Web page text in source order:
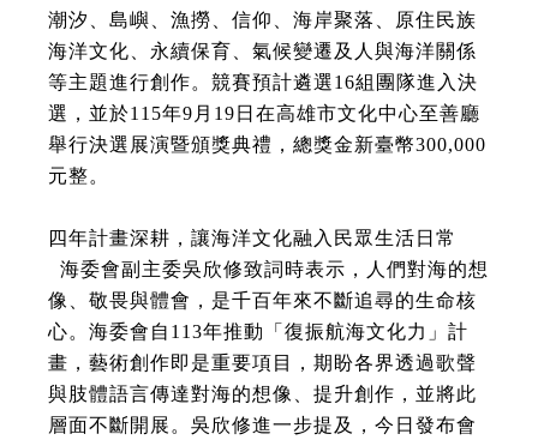
潮汐、島嶼、漁撈、信仰、海岸聚落、原住民族
海洋文化、永續保育、氣候變遷及人與海洋關係
等主題進行創作。競賽預計遴選16組團隊進入決
選，並於115年9月19日在高雄市文化中心至善廳
舉行決選展演暨頒獎典禮，總獎金新臺幣300,000
元整。
四年計畫深耕，讓海洋文化融入民眾生活日常
海委會副主委吳欣修致詞時表示，人們對海的想
像、敬畏與體會，是千百年來不斷追尋的生命核
心。海委會自113年推動「復振航海文化力」計
畫，藝術創作即是重要項目，期盼各界透過歌聲
與肢體語言傳達對海的想像、提升創作，並將此
層面不斷開展。吳欣修進一步提及，今日發布會